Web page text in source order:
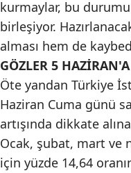
kurmaylar, bu
birleşiyor.
alması hem de
GÖZLER 5
Öte yandan Türkiye
Haziran Cuma günü
artışında dikkate
Ocak, şubat, mart ve
için yüzde 14,64